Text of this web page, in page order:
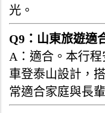
光。
Q9：山東旅遊適
A：適合。本行
車登泰山設計，
常適合家庭與長